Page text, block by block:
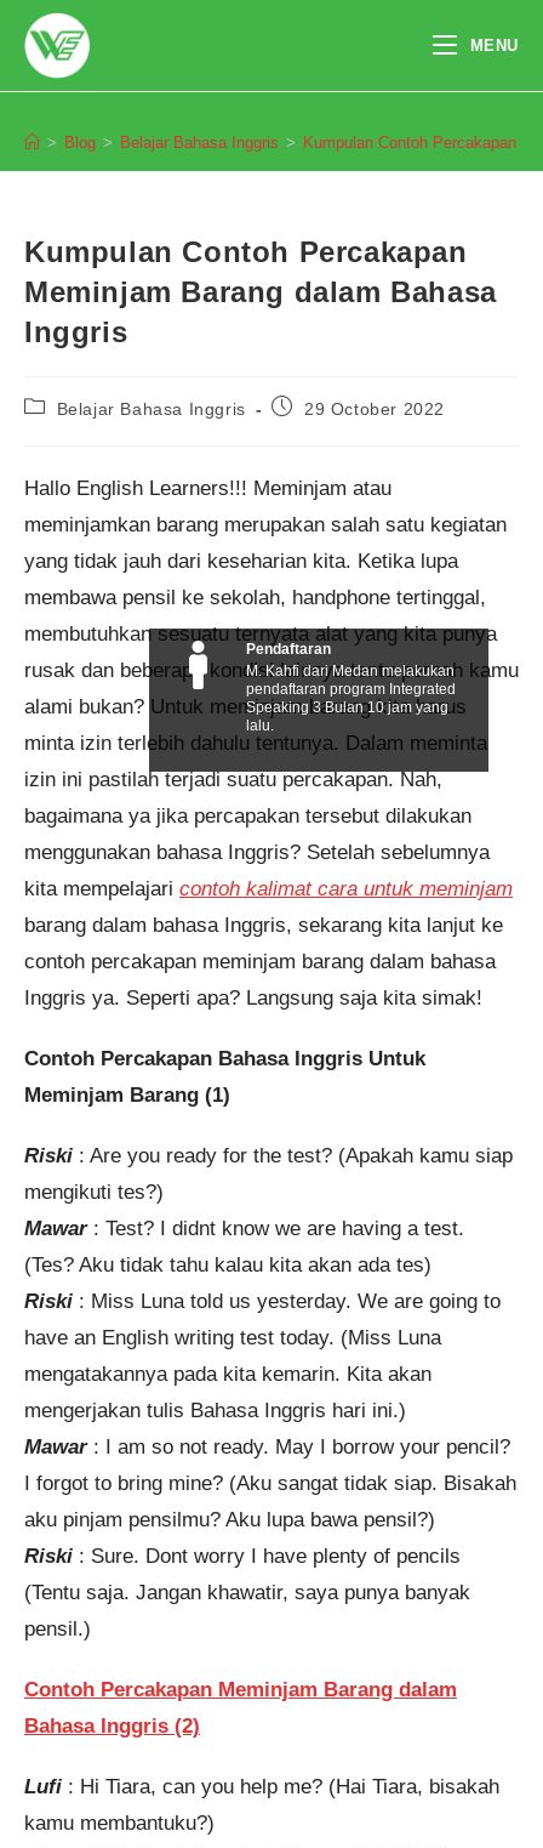
content
MENU
> Blog > Belajar Bahasa Inggris > Kumpulan Contoh Percakapan
Kumpulan Contoh Percakapan
Meminjam Barang dalam Bahasa
Inggris
PostBelajar Bahasa Inggris
Post29 October 2022
Hallo English Learners!!! Meminjam atau
meminjamkan barang merupakan salah satu kegiatan
yang tidak jauh dari keseharian kita. Ketika lupa
membawa pensil ke sekolah, handphone tertinggal,
membutuhkan sesuatu ternyata alat yang kita punya
rusak dan beberapa kondisi lainnya tentu pernah kamu
alami bukan? Untuk meminjam barang kita harus
minta izin terlebih dahulu tentunya. Dalam meminta
izin ini pastilah terjadi suatu percakapan. Nah,
bagaimana ya jika percapakan tersebut dilakukan
menggunakan bahasa Inggris? Setelah sebelumnya
kita mempelajari contoh kalimat cara untuk meminjam
barang dalam bahasa Inggris, sekarang kita lanjut ke
contoh percakapan meminjam barang dalam bahasa
Inggris ya. Seperti apa? Langsung saja kita simak!
Contoh Percakapan Bahasa Inggris Untuk
Meminjam Barang (1)
Riski : Are you ready for the test? (Apakah kamu siap
mengikuti tes?)
Mawar: Test? I didnt know we are having a test.
(Tes? Aku tidak tahu kalau kita akan ada tes)
Riski : Miss Luna told us yesterday. We are going to
have an English writing test today. (Miss Luna
mengatakannya pada kita kemarin. Kita akan
mengerjakan tulis Bahasa Inggris hari ini.)
Mawar: I am so not ready. May I borrow your pencil?
I forgot to bring mine? (Aku sangat tidak siap. Bisakah
aku pinjam pensilmu? Aku lupa bawa pensil?)
Riski : Sure. Dont worry I have plenty of pencils
(Tentu saja. Jangan khawatir, saya punya banyak
pensil.)
Contoh Percakapan Meminjam Barang dalam
Bahasa Inggris (2)
Lufi : Hi Tiara, can you help me? (Hai Tiara, bisakah
kamu membantuku?)
Pendaftaran
M. Kahfi dari Medan melakukan
pendaftaran program Integrated
Speaking 3 Bulan 10 jam yang
lalu.